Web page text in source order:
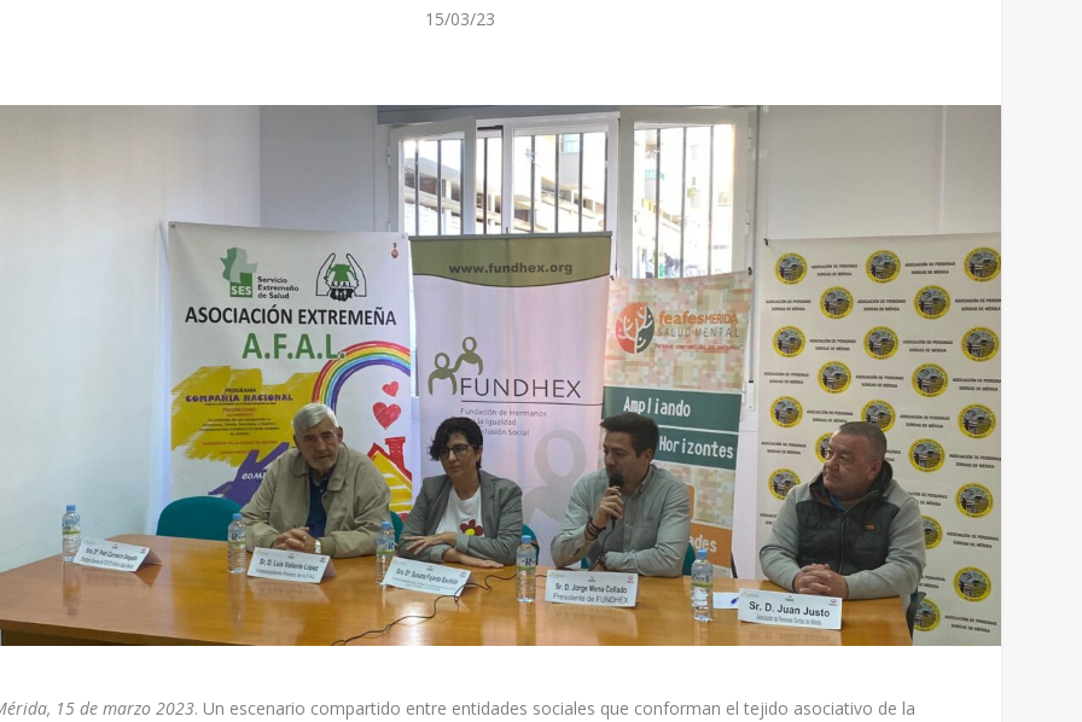
15/03/23
15 de marzo 2023. Un escenario compartido entre entidades sociales que conforman el tejido asociativo de la